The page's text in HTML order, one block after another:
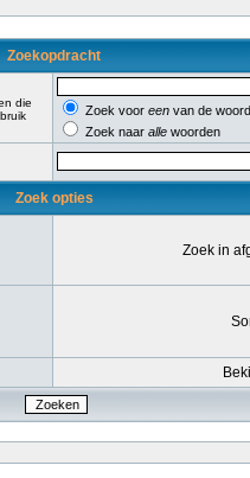
Zoekopdracht
die
Zoek voor een van de
Zoek naar alle woorden
Zoek opties
Zoek in